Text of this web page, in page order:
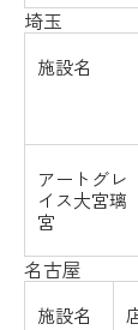
埼玉
施設名
アートグレ
イス大宮璃
宮
名古屋
施設名